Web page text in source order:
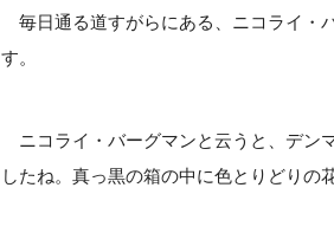
毎日通る道すがらにある、ニコライ・
す。
ニコライ・バーグマンと云うと、デン
したね。真っ黒の箱の中に色とりどりの